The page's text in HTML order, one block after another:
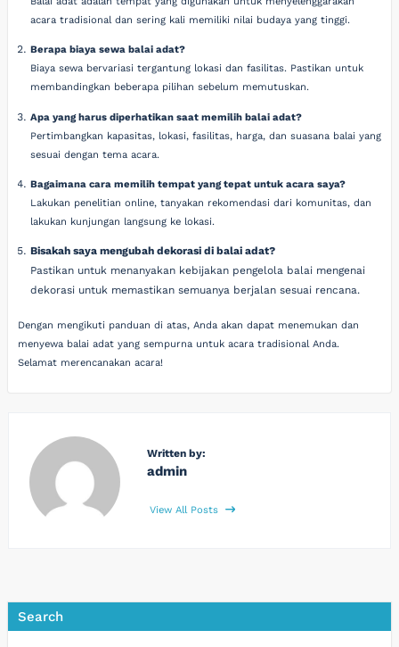
acara tradisional dan sering kali memiliki nilai budaya yang tinggi.
Berapa biaya sewa balai adat?
Biaya sewa bervariasi tergantung lokasi dan fasilitas. Pastikan untuk
membandingkan beberapa pilihan sebelum memutuskan.
Apa yang harus diperhatikan saat memilih balai adat?
Pertimbangkan kapasitas, lokasi, fasilitas, harga, dan suasana balai yang
sesuai dengan tema acara.
Bagaimana cara memilih tempat yang tepat untuk acara saya?
Lakukan penelitian online, tanyakan rekomendasi dari komunitas, dan
lakukan kunjungan langsung ke lokasi.
Bisakah saya mengubah dekorasi di balai adat?
Pastikan untuk menanyakan kebijakan pengelola balai mengenai
dekorasi untuk memastikan semuanya berjalan sesuai rencana.
Dengan mengikuti panduan di atas, Anda akan dapat menemukan dan
menyewa balai adat yang sempurna untuk acara tradisional Anda.
Selamat merencanakan acara!
Written by:
admin
View All Posts
Search